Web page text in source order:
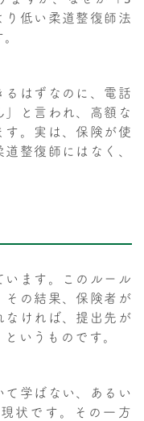
低い柔道整復師法
るはずなのに、電話
と言われ、高額な
。実は、保険が使
整復師にはなく、
ます。このルール
その結果、保険者が
なければ、提出先が
いうものです。
学ばない、あるい
状です。その一方